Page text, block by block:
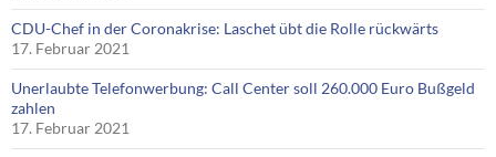
CDU-Chef in der Coronakrise: Laschet übt die Rolle rückwärts
17. Februar 2021
Unerlaubte Telefonwerbung: Call Center soll 260.000 Euro Bußgeld
zahlen
17. Februar 2021